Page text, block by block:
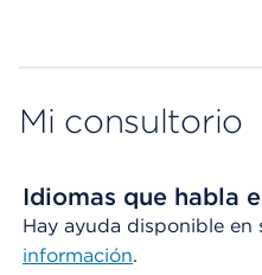
Mi consultorio
Idiomas que habla
Hay ayuda disponible en
información.